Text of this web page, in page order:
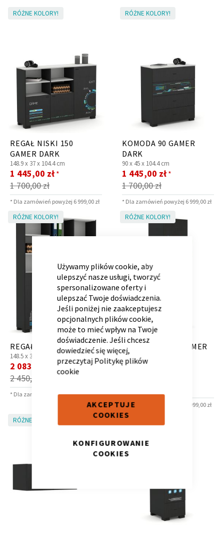
Używamy plików cookie, aby
ulepszyć nasze usługi, tworzyć
spersonalizowane oferty i
ulepszać Twoje doświadczenia.
Jeśli poniżej nie zaakceptujesz
opcjonalnych plików cookie,
może to mieć wpływ na Twoje
doświadczenie. Jeśli chcesz
dowiedzieć się więcej,
przeczytaj Politykę plików
cookie
AKCEPTUJE
COOKIES
KONFIGUROWANIE
COOKIES
RÓŻNE KOLORY!
REGAŁ NISKI 150
GAMER DARK
148.9 x 37 x 104.4 cm
1 700,00 zł
Cena
promocyjna
1 445,00 zł *
* Dla zamówień powyżej 6 999,00 zł
RÓŻNE KOLORY!
KOMODA 90 GAMER
DARK
90 x 45 x 104.4 cm
1 700,00 zł
Cena
promocyjna
1 445,00 zł *
* Dla zamówień powyżej 6 999,00 zł
RÓŻNE KOLORY!
REGAŁ 150 GAMER DARK
148.5 x 36.6 x 200 cm
2 450,00 zł
Cena
promocyjna
2 083,00 zł *
* Dla zamówień powyżej 6 999,00 zł
RÓŻNE KOLORY!
SZAFA 50 LEWA GAMER
DARK
50 x46.6 x
* Dla zamówień powyżej 6 999,00 zł
RÓŻNE KOLORY! RÓŻNE KOLORY!
Skandynawskie Dziecięce
Regał Szafka RTV
Kontenerek Półka i szafka wisząca
Skrzynia i stolik
Wszystkie meble
Wszystkie dodatki